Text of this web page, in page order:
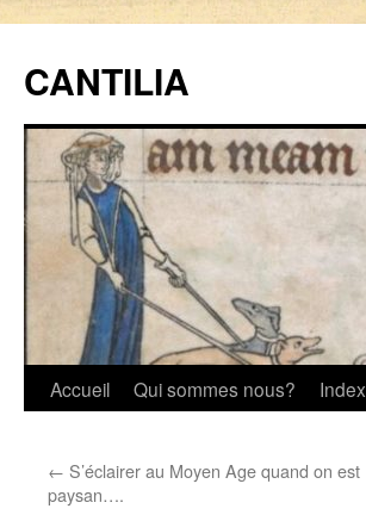
CANTILIA
Aller
contenu
Accueil Qui sommes nous? Index
← S’éclairer au Moyen Age quand on est
paysan….